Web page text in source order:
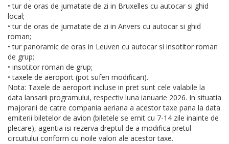
• tur de oras de jumatate de zi in Bruxelles cu autocar si ghid
local;
• tur de oras de jumatate de zi in Anvers cu autocar si ghid
roman;
• tur panoramic de oras in Leuven cu autocar si insotitor roman
de grup;
• insotitor roman de grup;
• taxele de aeroport (pot suferi modificari).
Nota: Taxele de aeroport incluse in pret sunt cele valabile la
data lansarii programului, respectiv luna ianuarie 2026. In situatia
majorarii de catre compania aeriana a acestor taxe pana la data
emiterii biletelor de avion (biletele se emit cu 7-14 zile inainte de
plecare), agentia isi rezerva dreptul de a modifica pretul
circuitului conform cu noile valori ale acestor taxe.